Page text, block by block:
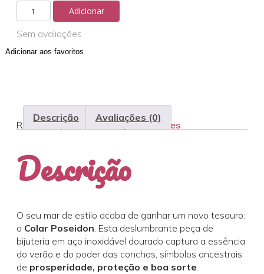
Quantidade
de
Colar
Poseidon
Adicionar
Sem avaliações
Adicionar aos favoritos
REF:colar-poseidon Categoria:Colares
Descrição Avaliações (0)
Descrição
O seu mar de estilo acaba de ganhar um novo tesouro:
o Colar Poseidon. Esta deslumbrante peça de
bijuteria em aço inoxidável dourado captura a essência
do verão e do poder das conchas, símbolos ancestrais
de prosperidade, proteção e boa sorte.